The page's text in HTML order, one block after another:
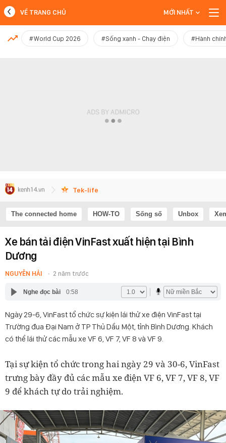
MỚI NHẤT
VỀ TRANG CHỦ MỚI NHẤT
#World Cup 2026 #Sống xanh - Chạy điện #Hành
Tek-life
The connected home HOW-TO Sống số Unbox
Xe bán tải điện VinFast xuất hiện tại Bình
Dương
NGUYỄN HẢI 2 năm trước
Nghe đọc bài 0:58
Ngày 29-6, VinFast tổ chức sự kiện lái thử xe điện VinFast tại
Trường đua Đại Nam ở TP Thủ Dầu Một, tỉnh Bình Dương. Khách
có thể lái thử các mẫu xe VF 6, VF 7, VF 8 và VF 9.
Tại sự kiện tổ chức trong hai ngày 29 và 30-6, VinFast
trưng bày đầy đủ các mẫu xe điện VF 6, VF 7, VF 8, VF
9 để khách tự do trải nghiệm.